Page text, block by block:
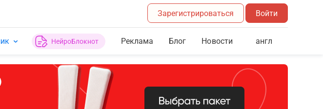
Зарегистрироваться Войти
НейроБлокнот Реклама Блог Новости англ